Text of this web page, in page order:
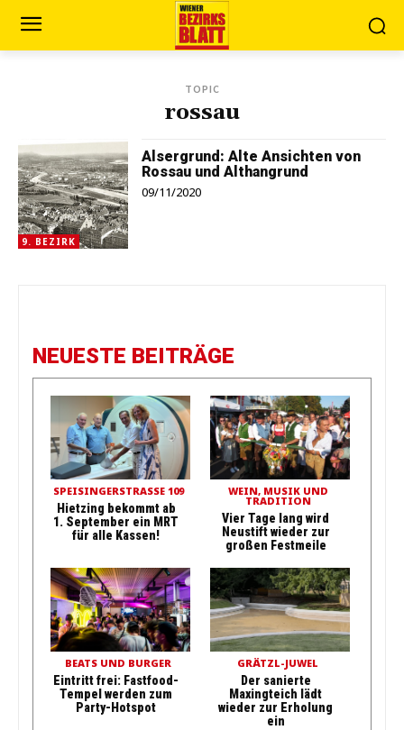
TOPIC
rossau
9. BEZIRK
Alsergrund: Alte Ansichten von
Rossau und Althangrund
09/11/2020
NEUESTE BEITRÄGE
SPEISINGERSTRASSE 109
Hietzing bekommt ab
1. September ein MRT
für alle Kassen!
WEIN, MUSIK UND
TRADITION
Vier Tage lang wird
Neustift wieder zur
großen Festmeile
BEATS UND BURGER
Eintritt frei: Fastfood-
Tempel werden zum
Party-Hotspot
GRÄTZL-JUWEL
Der sanierte
Maxingteich lädt
wieder zur Erholung
ein